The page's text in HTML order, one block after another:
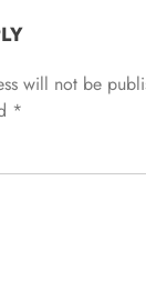
will not be
*